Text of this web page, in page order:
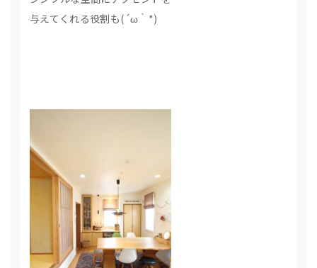
与えてくれる役割も(´ω｀*)